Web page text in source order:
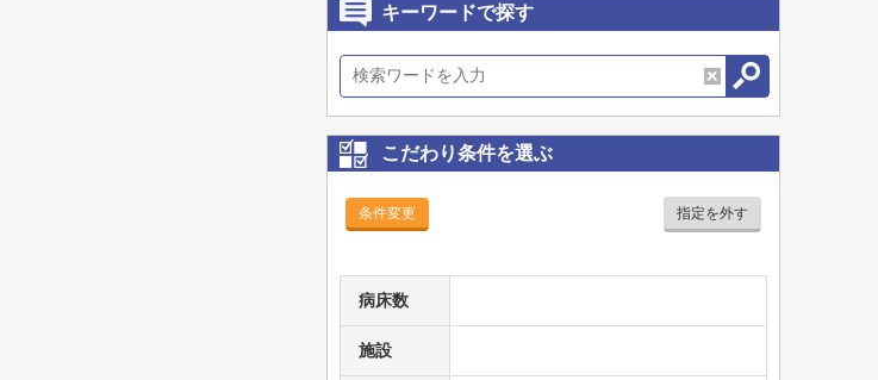
キーワードで探す
こだわり条件を選ぶ
条件変更 指定を外す
病床数
施設